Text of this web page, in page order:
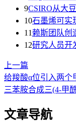
9CSIRO从大
10石墨烯可实
11赖斯团队创
12研究人员开
上一篇
给羧酸α位引入两个
三苯胺合成三(4-甲
文章导航